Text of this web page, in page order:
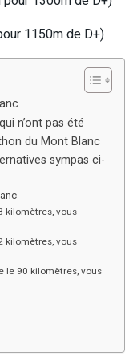
1150m de D+)
n’ont pas été
du Mont Blanc
sympas ci-
kilomètres, vous
kilomètres, vous
le 90 kilomètres, vous